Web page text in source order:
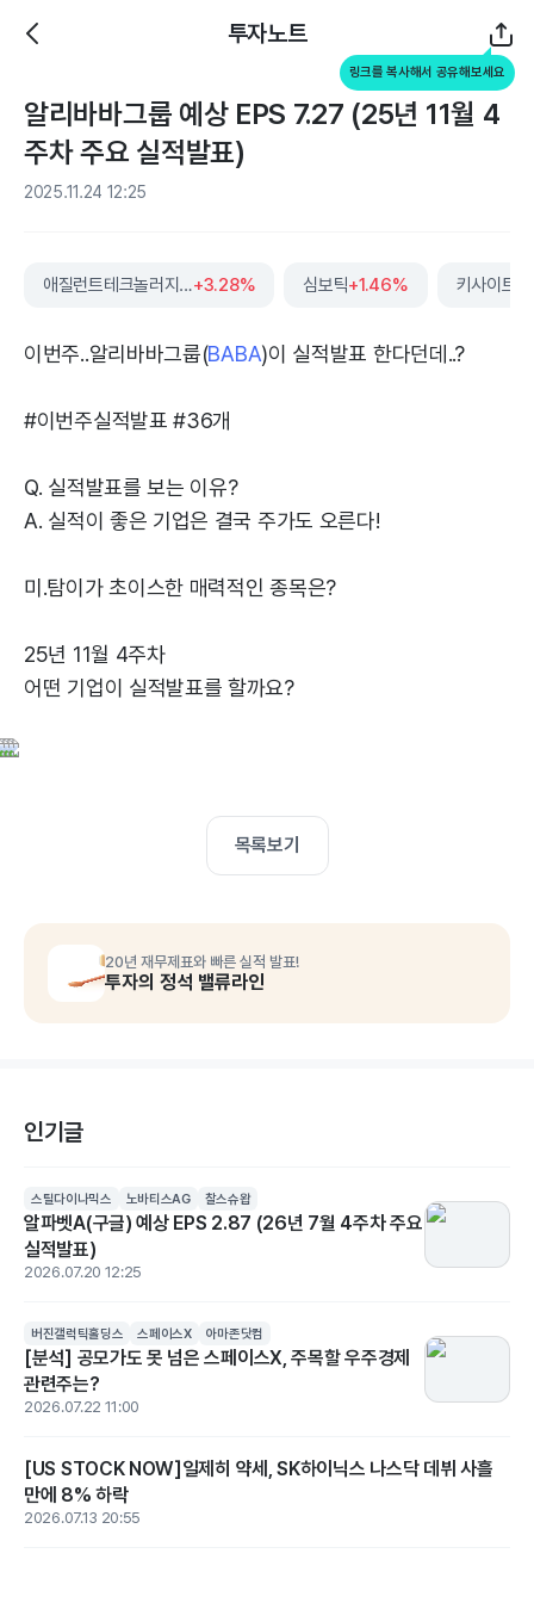
투자노트
링크를 복사해서 공유해보세요
알리바바그룹 예상 EPS 7.27 (25년 11월 4
주차 주요 실적발표)
2025.11.24 12:25
애질런트테크놀러지스+3.28% 심보틱+1.46%
이번주..알리바바그룹(BABA)이 실적발표 한다던데..?
#이번주실적발표 #36개
Q. 실적발표를 보는 이유?
A. 실적이 좋은 기업은 결국 주가도 오른다!
미.탐이가 초이스한 매력적인 종목은?
25년 11월 4주차
어떤 기업이 실적발표를 할까요?
목록보기
20년 재무제표와 빠른 실적 발표!
투자의 정석 밸류라인
인기글
스틸다이나믹스 노바티스AG 찰스슈왑
알파벳A(구글) 예상 EPS 2.87 (26년 7월 4주차 주요
실적발표)
2026.07.20 12:25
버진갤럭틱홀딩스 스페이스X 아마존닷컴
[분석] 공모가도 못 넘은 스페이스X, 주목할 우주경제
관련주는?
2026.07.22 11:00
[US STOCK NOW]일제히 약세, SK하이닉스 나스닥 데뷔 사흘
만에 8% 하락
2026.07.13 20:55